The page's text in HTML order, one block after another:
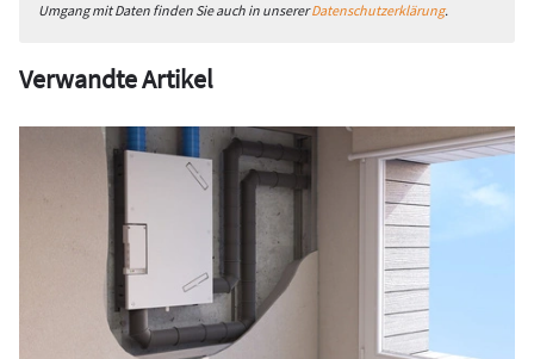
Umgang mit Daten finden Sie auch in unsererDatenschutzerklärung.
Verwandte Artikel